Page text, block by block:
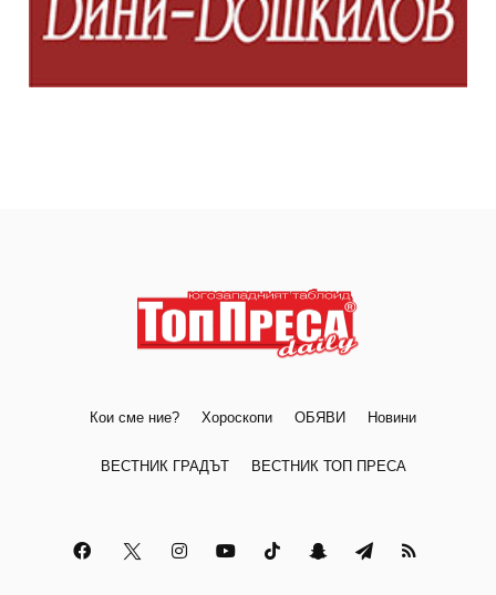
Кои сме ние? Хороскопи ОБЯВИ Новини
ВЕСТНИК ГРАДЪТ ВЕСТНИК ТОП ПРЕСА